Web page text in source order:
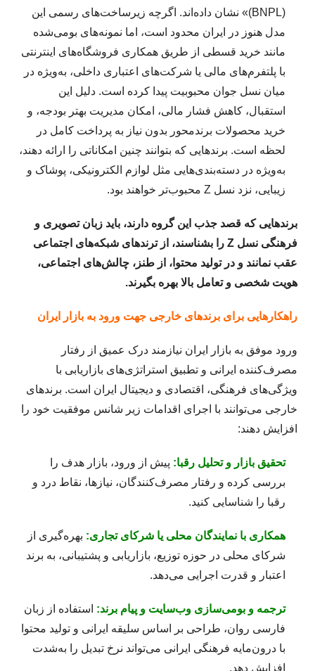
(BNPL)» نشان داده‌اند. اگرچه زیرساخت‌های رسمی این
مدل هنوز در ایران محدود است، اما نمونه‌های بومی‌شده
مانند خرید قسطی از طریق همکاری فروشگاه‌های اینترنتی
با پلتفرم‌های مالی یا شرکت‌های اعتباری داخلی، به‌ویژه در
میان نسل جوان محبوبیت پیدا کرده است. دلیل این
استقبال، کاهش فشار مالی، امکان مدیریت بهتر بودجه، و
خرید محصولات برندمحور بدون نیاز به پرداخت کامل در
لحظه است. برندهایی که بتوانند چنین امکاناتی را ارائه دهند،
به‌ویژه در دسته‌بندی‌هایی مثل لوازم الکترونیکی، پوشاک و
زیبایی، نزد نسل Z محبوب‌تر خواهند بود.
برندهایی که قصد جذب این گروه دارند، باید زبان تصویری و
فرهنگی نسل Z را بشناسند، از ترندهای شبکه‌های اجتماعی
عقب نمانند و در تولید محتوا، از طنز، چالش‌های اجتماعی،
هویت شخصی و تعامل بالا بهره بگیرند.
راهکارهایی برای برندهای خارجی جهت ورود به بازار ایران
ورود موفق به بازار ایران نیازمند درک عمیق از رفتار
مصرف‌کننده ایرانی و تطبیق استراتژی‌های بازاریابی با
ویژگی‌های فرهنگی، اقتصادی و دیجیتال ایران است. برندهای
خارجی می‌توانند با اجرای اقدامات زیر شانس موفقیت خود را
افزایش دهند:
تحقیق بازار و تحلیل رقبا: پیش از ورود، بازار هدف را
بررسی کرده و رفتار مصرف‌کنندگان، نیازها، نقاط درد و
رقبا را شناسایی کنید.
همکاری با نمایندگان محلی یا شرکای تجاری: بهره‌گیری از
شرکای محلی در حوزه توزیع، بازاریابی و پشتیبانی، به برند
اعتبار و قدرت اجرایی می‌دهد.
ترجمه و بومی‌سازی وب‌سایت و پیام برند: استفاده از زبان
فارسی روان، طراحی بر اساس سلیقه ایرانی و تولید محتوا
با درون‌مایه فرهنگی ایرانی می‌تواند نرخ تبدیل را به‌شدت
افزایش دهد.